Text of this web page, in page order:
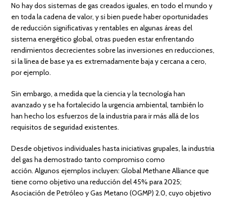
No hay dos sistemas de gas creados iguales, en todo el mundo y
en toda la cadena de valor, y si bien puede haber oportunidades
de reducción significativas y rentables en algunas áreas del
sistema energético global, otras pueden estar enfrentando
rendimientos decrecientes sobre las inversiones en reducciones,
si la línea de base ya es extremadamente baja y cercana a cero,
por ejemplo.
Sin embargo, a medida que la ciencia y la tecnología han
avanzado y se ha fortalecido la urgencia ambiental, también lo
han hecho los esfuerzos de la industria para ir más allá de los
requisitos de seguridad existentes.
Desde objetivos individuales hasta iniciativas grupales, la industria
del gas ha demostrado tanto compromiso como
acción. Algunos ejemplos incluyen: Global Methane Alliance que
tiene como objetivo una reducción del 45% para 2025;
Asociación de Petróleo y Gas Metano (OGMP) 2.0, cuyo objetivo